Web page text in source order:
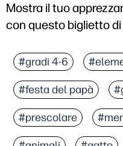
Mostra il tuo
con questo biglietto di
#gradi 4-6
#festa del papà
#prescolare